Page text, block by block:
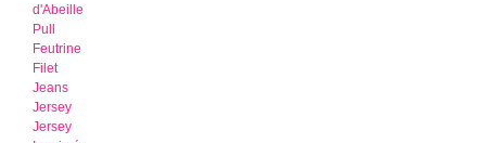
d'Abeille
Pull
Feutrine
Filet
Jeans
Jersey
Jersey